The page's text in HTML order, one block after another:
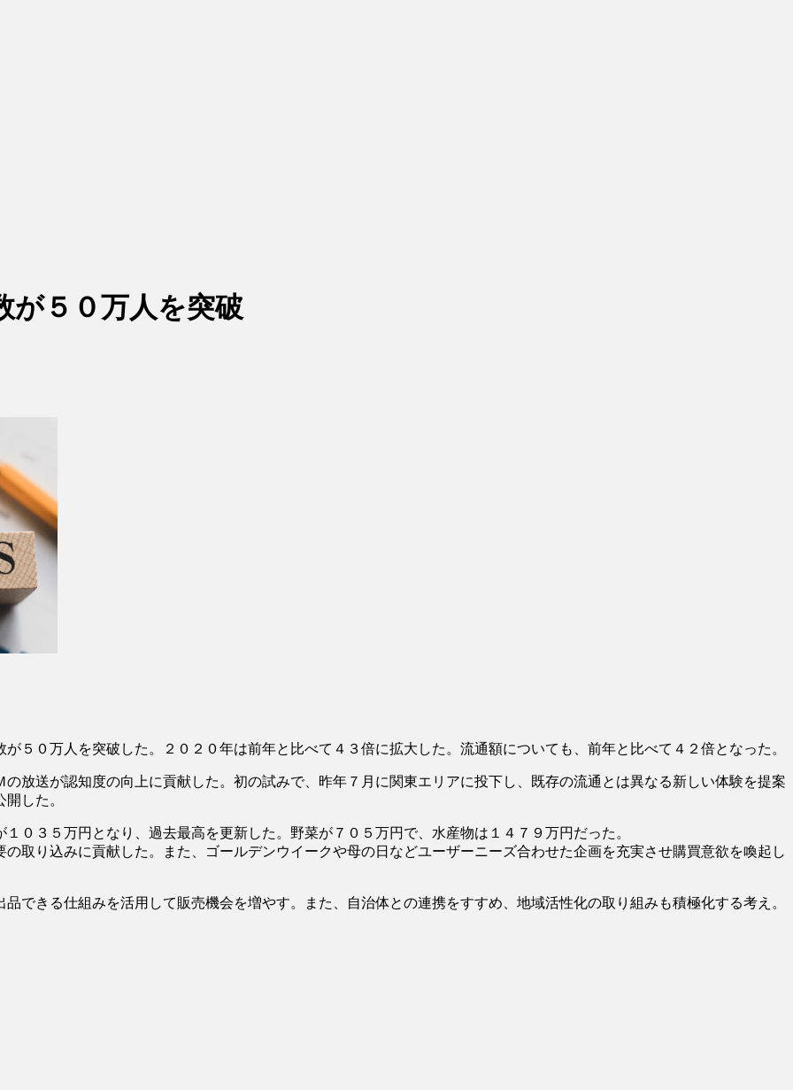
５０万人を突破
５０万人を突破した。２０２０年は前年と比べて４３倍に拡大した。流通額についても、前年と比べて４２倍となった。
放送が認知度の向上に貢献した。初の試みで、昨年７月に関東エリアに投下し、既存の流通とは異なる新しい体験を提案
した。
０３５万円となり、過去最高を更新した。野菜が７０５万円で、水産物は１４７９万円だった。
取り込みに貢献した。また、ゴールデンウイークや母の日などユーザーニーズ合わせた企画を充実させ購買意欲を喚起し
できる仕組みを活用して販売機会を増やす。また、自治体との連携をすすめ、地域活性化の取り組みも積極化する考え。